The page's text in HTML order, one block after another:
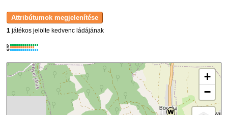
1 játékos jelölte kedvenc ládájának
K
R
W
+
−